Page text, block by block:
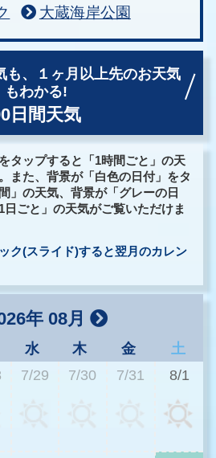
大蔵海岸公園
、
１ヶ月以上先のお天気
もわかる!
日間天気
タップすると「1時間ごと」の天
また、背景が「白色の日付」をタ
」の天気、背景が「グレーの日
ごと」の天気がご覧いただけま
ク(スライド)すると翌月のカレン
年 08月
水 木 金
土
7/29 7/30 7/31 8/1